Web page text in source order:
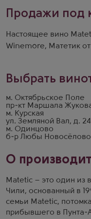
Продажи под
Настоящее вино
Winemore, Матетик от
Выбрать
м. Октябрьское Поле
пр-кт Маршала
м. Курская
ул. Земляной Вал, д. 24/
м. Одинцово
б-р Любы
О
Matetic – это один из
Чили, основанный в
семьи Matetic,
прибывшего в Пунта-